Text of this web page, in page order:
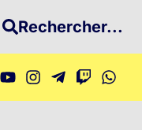
Rechercher...